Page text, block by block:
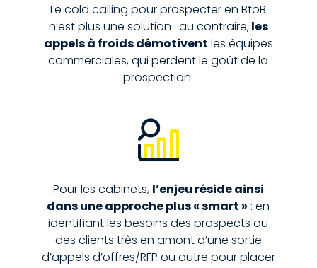
Le cold calling pour prospecter en BtoB
n’est plus une solution : au contraire,les
appels à froids démotivent les équipes
commerciales, qui perdent le goût de la
prospection.
Pour les cabinets, l’enjeu réside ainsi
dans une approche plus « smart » : en
identifiant les besoins des prospects ou
des clients très en amont d’une sortie
d’appels d’offres/RFP ou autre pour placer